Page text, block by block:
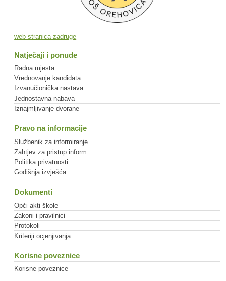
web stranica zadruge
Natječaji i ponude
Radna mjesta
Vrednovanje kandidata
Izvanučionička nastava
Jednostavna nabava
Iznajmljivanje dvorane
Pravo na informacije
Službenik za informiranje
Zahtjev za pristup inform.
Politika privatnosti
Godišnja izvješća
Dokumenti
Opći akti škole
Zakoni i pravilnici
Protokoli
Kriteriji ocjenjivanja
Korisne poveznice
Korisne poveznice